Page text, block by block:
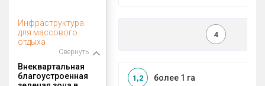
Инфраструктура
для массового
отдыха
Свернуть
4
Внеквартальная
благоустроенная
более 1 га
1,2